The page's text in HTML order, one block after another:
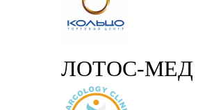
ЛОТОС-МЕД